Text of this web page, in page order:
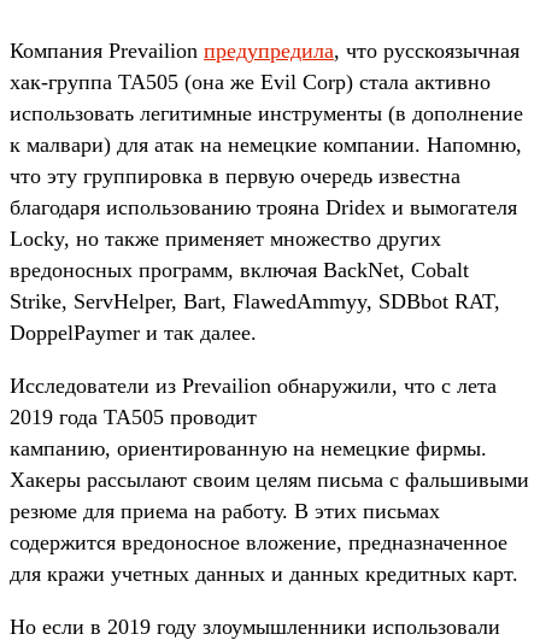
Компания Prevailion предупредила, что русскоязычная
хак-группа TA505 (она же Evil Corp) стала активно
использовать легитимные инструменты (в дополнение
к малвари) для атак на немецкие компании. Напомню,
что эту группировка в первую очередь известна
благодаря использованию трояна Dridex и вымогателя
Locky, но также применяет множество других
вредоносных программ, включая BackNet, Cobalt
Strike, ServHelper, Bart, FlawedAmmyy, SDBbot RAT,
DoppelPaymer и так далее.
Исследователи из Prevailion обнаружили, что с лета
2019 года TA505 проводит
кампанию, ориентированную на немецкие фирмы.
Хакеры рассылают своим целям письма с фальшивыми
резюме для приема на работу. В этих письмах
содержится вредоносное вложение, предназначенное
для кражи учетных данных и данных кредитных карт.
Но если в 2019 году злоумышленники использовали